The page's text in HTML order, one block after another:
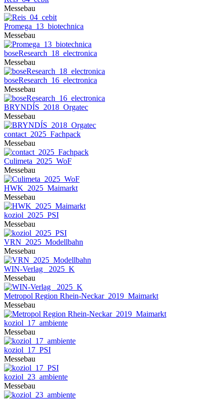
Messebau
Promega_13_biotechnica
Messebau
boseResearch_18_electronica
Messebau
boseResearch_16_electronica
Messebau
BRYNDÍS_2018_Orgatec
Messebau
contact_2025_Fachpack
Messebau
Culimeta_2025_WoF
Messebau
HWK_2025_Maimarkt
Messebau
koziol_2025_PSI
Messebau
VRN_2025_Modellbahn
Messebau
WIN-Verlag _2025_K
Messebau
Metropol Region Rhein-Neckar_2019_Maimarkt
Messebau
koziol_17_ambiente
Messebau
koziol_17_PSI
Messebau
koziol_23_ambiente
Messebau